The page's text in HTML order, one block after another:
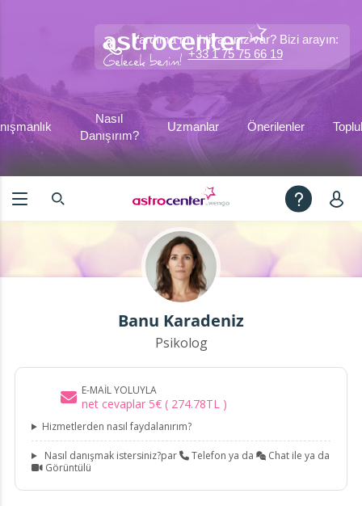
Yardıma mı ihtiyacınız var? Bizi arayın:
+33 1 75 75 66 19
Nasıl
Danışırım?
Uzmanlar Önerilenler
Banu Karadeniz
Psikolog
E-MAIL YOLUYLA
net cevaplar 5€ ( 274.78TL )
Hizmetlerden nasıl faydalanırım?
Nasıl danışmak istersiniz?par Telefon ya da
Chat ile ya da
Görüntülü